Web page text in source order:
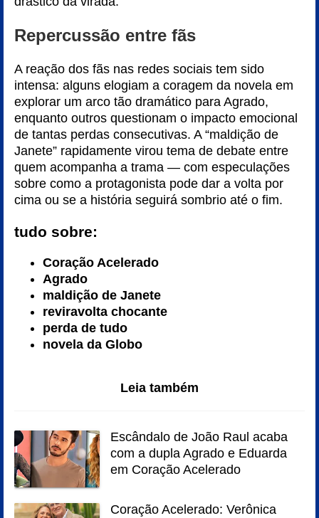
Repercussão entre fãs
A reação dos fãs nas redes sociais tem sido
intensa: alguns elogiam a coragem da novela em
explorar um arco tão dramático para Agrado,
enquanto outros questionam o impacto emocional
de tantas perdas consecutivas. A “maldição de
Janete” rapidamente virou tema de debate entre
quem acompanha a trama — com especulações
sobre como a protagonista pode dar a volta por
cima ou se a história seguirá sombrio até o fim.
tudo sobre:
Coração Acelerado
Agrado
maldição de Janete
reviravolta chocante
perda de tudo
novela da Globo
Leia também
Escândalo de João Raul acaba
com a dupla Agrado e Eduarda
em Coração Acelerado
Coração Acelerado: Verônica